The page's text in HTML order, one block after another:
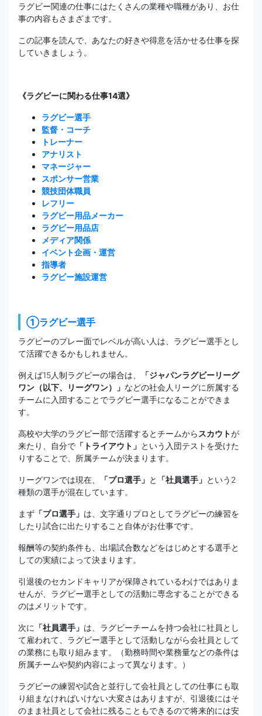
ラグビー関連の仕事にはたくさんの業種や職種があり、お仕
事の内容もさまざまです。
この記事を読んで、あなたの好きや得意を活かせる仕事を探
していきましょう。
《ラグビーに関わる仕事14選》
ラグビー選手
監督・コーチ
トレーナー
アナリスト
マネージャー
スポンサー営業
競技団体職員
レフリー
ラグビー用品メーカー
ラグビー用品店
メディア関係
イベント企画・運営
指導者
ラグビー施設運営
①ラグビー選手
ラグビーのプレー面でレベルが高い人は、ラグビー選手とし
て活躍できるかもしれません。
例えば15人制ラグビーの場合は、
「ジャパンラグビーリーグ
ワン（以下、リーグワン）」 などの社会人リーグに所属する
チームに入団することでラグビー選手になることができま
す。
高校や大学のラグビー部で活躍するとチームから スカウトが
来たり、自分で 「トライアウト」 という入団テストを受けた
りすることで、所属チームが決まります。
リーグワンでは現在、 「プロ選手」 と 「社員選手」 という2
種類の選手が混在しています。
まず 「プロ選手」 は、文字通りプロとしてラグビーの練習を
したり試合に出たりすること自体がお仕事です。
報酬等の契約条件も、出場試合数などをはじめとする選手と
しての実績によって決まります。
引退後のセカンドキャリアが保障されているわけではありま
せんが、ラグビー選手としての活動に専念することができる
のはメリットです。
次に 「社員選手」 は、ラグビーチームを持つ会社に社員とし
て雇われて、ラグビー選手として活動しながら会社員として
の業務にも取り組みます。（勤務時間や業務量などの条件は
所属チームや契約内容によって異なります。）
ラグビーの練習や試合と並行して会社員としての仕事にも取
り組まなければいけない大変さはありますが、引退後にはそ
のまま社員として会社に残ることもできるので将来的には安